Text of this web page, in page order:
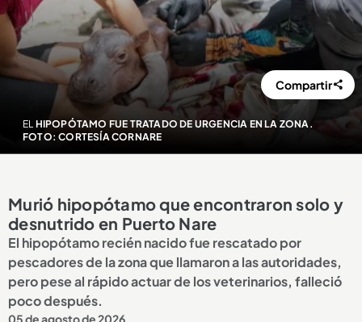
EL HIPOPÓTAMO FUE TRATADO DE URGENCIA EN LA ZONA.
FOTO: CORTESÍA CORNARE
Compartir
Murió hipopótamo que encontraron solo y
desnutrido en Puerto Nare
El hipopótamo recién nacido fue rescatado por
pescadores de la zona que llamaron a las autoridades,
pero pese al rápido actuar de los veterinarios, falleció
poco después.
05 de agosto de 2026